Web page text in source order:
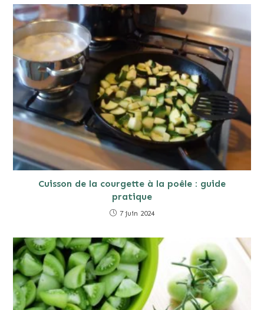
Cuisson de la courgette à la poêle : guide
pratique
7 juin 2024